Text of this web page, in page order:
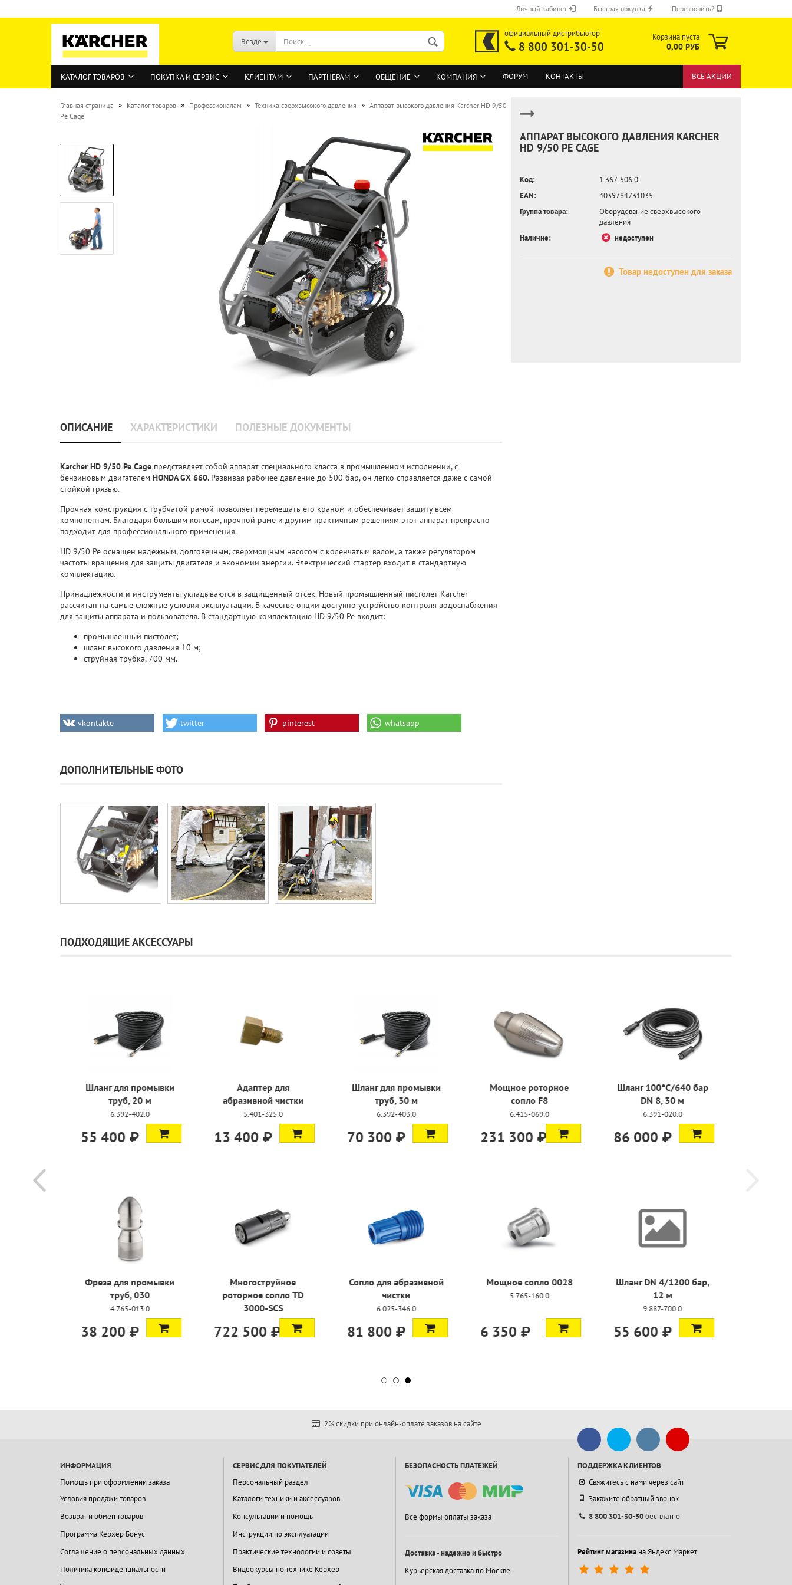
Личный кабинет
ВОЙТИ
Регистрация на сайте
Забыли пароль?
Быстрая покупка Перезвонить?
ОТПРАВИТЬ
Везде
официальный дистрибьютор
8 800 301-30-50
Корзина пуста
0,00 РУБ
КАТАЛОГ ТОВАРОВ ПОКУПКА И СЕРВИС КЛИЕНТАМ ПАРТНЕРАМ ОБЩЕНИЕ КОМПАНИЯ ФОРУМ КОНТАКТЫ ВСЕ АКЦИИ
Главная страница » Каталог товаров » Профессионалам » Техника сверхвысокого давления » Аппарат высокого давления Karcher HD 9/50
Pe Cage
АППАРАТ ВЫСОКОГО ДАВЛЕНИЯ KARCHER
HD 9/50 PE CAGE
Код:
1.367-506.0
EAN:
4039784731035
Группа товара:
Оборудование сверхвысокого
давления
Наличие:
недоступен
Товар недоступен для заказа
ОПИСАНИЕ ХАРАКТЕРИСТИКИ ПОЛЕЗНЫЕ ДОКУМЕНТЫ
Karcher HD 9/50 Pe Cage представляет собой аппарат специального класса в промышленном исполнении, с
бензиновым двигателем HONDA GX 660. Развивая рабочее давление до 500 бар, он легко справляется даже с самой
стойкой грязью.
Прочная конструкция с трубчатой рамой позволяет перемещать его краном и обеспечивает защиту всем
компонентам. Благодаря большим колесам, прочной раме и другим практичным решениям этот аппарат прекрасно
подходит для профессионального применения.
HD 9/50 Pe оснащен надежным, долговечным, сверхмощным насосом с коленчатым валом, а также регулятором
частоты вращения для защиты двигателя и экономии энергии. Электрический стартер входит в стандартную
комплектацию.
Принадлежности и инструменты укладываются в защищенный отсек. Новый промышленный пистолет Karcher
рассчитан на самые сложные условия эксплуатации. В качестве опции доступно устройство контроля водоснабжения
для защиты аппарата и пользователя. В стандартную комплектацию HD 9/50 Pe входит:
промышленный пистолет;
шланг высокого давления 10 м;
струйная трубка, 700 мм.
vkontakte twitter pinterest whatsapp
ДОПОЛНИТЕЛЬНЫЕ ФОТО
ПОДХОДЯЩИЕ АКСЕССУАРЫ
Адаптер для
абразивной чистки
5.401-325.0
13 400 ₽
Шланг для промывки
труб, 30 м
6.392-403.0
70 300 ₽
Мощное роторное
сопло F8
6.415-069.0
231 300 ₽
Шланг 100°C/640 бар
DN 8, 30 м
6.391-020.0
86 000 ₽
Шланг для промывки
труб, 10 м
6.392-401.0
39 500 ₽
Многоструйное
роторное сопло TD
3000-SCS
9.917-677.0
722 500 ₽
Сопло для абразивной
чистки
6.025-346.0
81 800 ₽
Мощное сопло 0028
5.765-160.0
6 350 ₽
Шланг DN 4/1200 бар,
12 м
55 600 ₽
2% скидки при онлайн-оплате заказов на сайте
ИНФОРМАЦИЯ
Помощь при оформлении заказа
Условия продажи товаров
Возврат и обмен товаров
Программа Керхер Бонус
Соглашение о персональных данных
Политика конфиденциальности
СЕРВИС ДЛЯ ПОКУПАТЕЛЕЙ
Персональный раздел
Каталоги техники и аксессуаров
Консультации и помощь
Инструкции по эксплуатации
Практические технологии и советы
Видеокурсы по технике Керхер
БЕЗОПАСНОСТЬ ПЛАТЕЖЕЙ
Все формы оплаты заказа
Доставка - надежно и быстро
Курьерская доставка по Москве
ПОДДЕРЖКА КЛИЕНТОВ
Свяжитесь с нами через сайт
Закажите обратный звонок
8 800 301-30-50бесплатно
Рейтинг магазинана Яндекс.Маркет